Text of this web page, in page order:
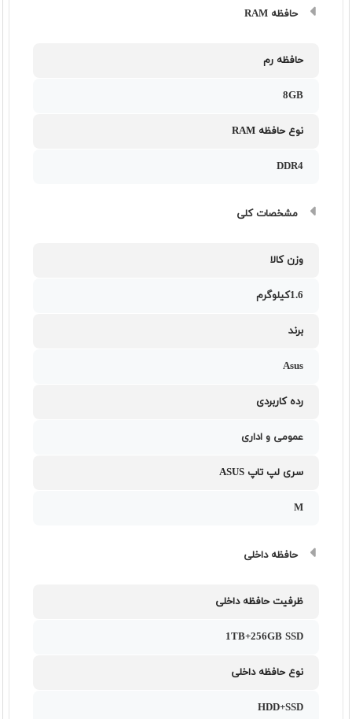
حافظه RAM
حافظه رم
8GB
نوع حافظه RAM
DDR4
مشخصات کلی
وزن کالا
1.6کيلوگرم
برند
Asus
رده کاربردی
عمومی و اداری
سری لپ تاپ ASUS
M
حافظه داخلی
ظرفیت حافظه داخلی
1TB+256GB SSD
نوع حافظه داخلی
HDD+SSD